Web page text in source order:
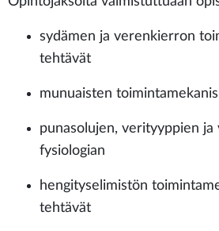
sydämen ja verenkierron
tehtävät
munuaisten
punasolujen, verityyppien
fysiologian
hengityselimistön
tehtävät